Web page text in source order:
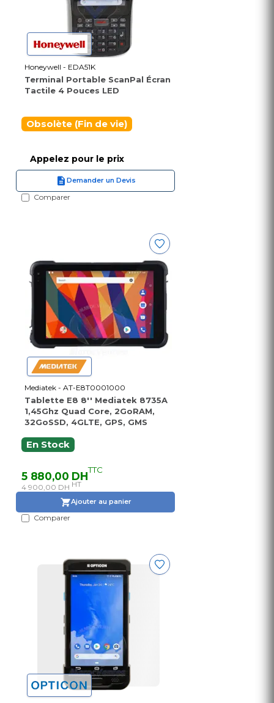
Honeywell - EDA51K
Terminal Portable ScanPal Écran
Tactile 4 Pouces LED
Obsolète (Fin de vie)
Appelez pour le prix
Demander un Devis
Comparer
Mediatek - AT-E8T0001000
Tablette E8 8'' Mediatek 8735A
1,45Ghz Quad Core, 2GoRAM,
32GoSSD, 4GLTE, GPS, GMS
En Stock
5 880,00 DHTTC
4 900,00 DH HT
Ajouter au panier
Comparer